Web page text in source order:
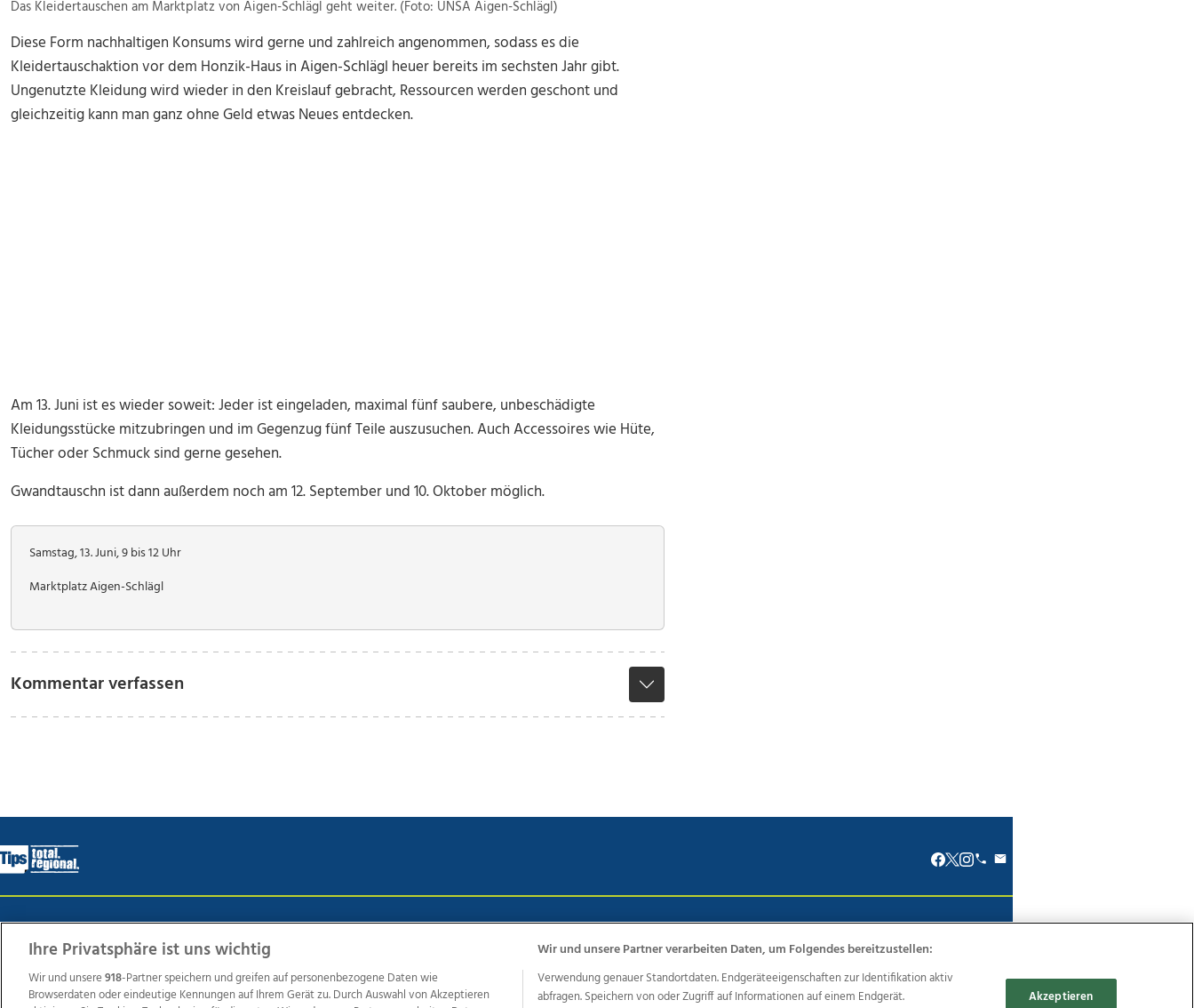
Das Kleidertauschen am Marktplatz von Aigen-Schlägl geht weiter. (Foto: UNSA Aigen-Schlägl)
Diese Form nachhaltigen Konsums wird gerne und zahlreich angenommen, sodass es die
Kleidertauschaktion vor dem Honzik-Haus in Aigen-Schlägl heuer bereits im sechsten Jahr gibt.
Ungenutzte Kleidung wird wieder in den Kreislauf gebracht, Ressourcen werden geschont und
gleichzeitig kann man ganz ohne Geld etwas Neues entdecken.
Am 13. Juni ist es wieder soweit: Jeder ist eingeladen, maximal fünf saubere, unbeschädigte
Kleidungsstücke mitzubringen und im Gegenzug fünf Teile auszusuchen. Auch Accessoires wie Hüte,
Tücher oder Schmuck sind gerne gesehen.
Gwandtauschn ist dann außerdem noch am 12. September und 10. Oktober möglich.
Samstag, 13. Juni, 9 bis 12 Uhr
Marktplatz Aigen-Schlägl
Kommentar verfassen
Ihre Privatsphäre ist uns wichtig
Wir und unsere918-Partner speichern und greifen auf personenbezogene Daten wie
Browserdaten oder eindeutige Kennungen auf Ihrem Gerät zu. Durch Auswahl von Akzeptieren
Wir und unsere Partner verarbeiten Daten, um Folgendes bereitzustellen:
Verwendung genauer Standortdaten. Endgeräteeigenschaften zur Identifikation aktiv
abfragen. Speichern von oder Zugriff auf Informationen auf einem Endgerät.
Akzeptieren